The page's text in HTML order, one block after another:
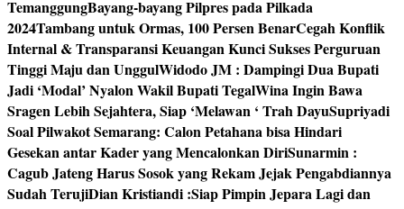
TemanggungBayang-bayang Pilpres pada Pilkada
2024Tambang untuk Ormas, 100 Persen BenarCegah Konflik
Internal & Transparansi Keuangan Kunci Sukses Perguruan
Tinggi Maju dan UnggulWidodo JM : Dampingi Dua Bupati
Jadi ‘Modal’ Nyalon Wakil Bupati TegalWina Ingin Bawa
Sragen Lebih Sejahtera, Siap ‘Melawan ‘ Trah DayuSupriyadi
Soal Pilwakot Semarang: Calon Petahana bisa Hindari
Gesekan antar Kader yang Mencalonkan DiriSunarmin :
Cagub Jateng Harus Sosok yang Rekam Jejak Pengabdiannya
Sudah TerujiDian Kristiandi :Siap Pimpin Jepara Lagi dan